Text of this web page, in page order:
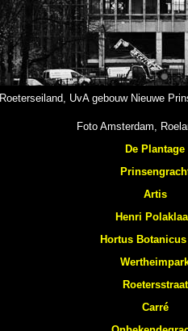
Roeterseiland, UvA gebouw Nieuwe
Foto Amsterdam,
De Plantage
Artis
Henri
Hortus Botanicus
Roetersstraat
Carré